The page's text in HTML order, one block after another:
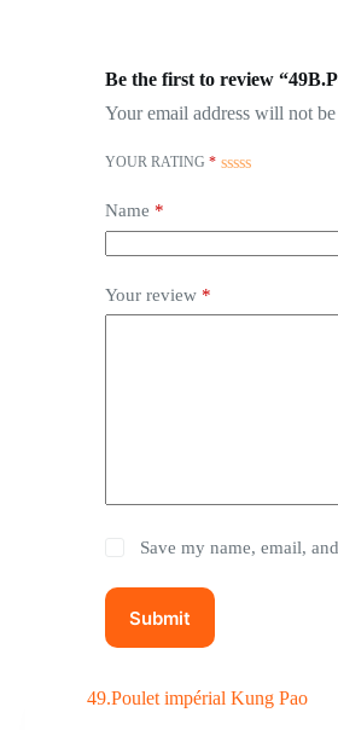
Be the first to review
Your email address will not
YOUR RATING *
Name *
Your review *
Save my name, email,
Submit